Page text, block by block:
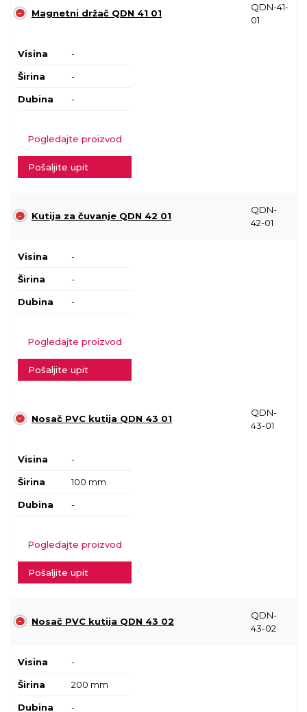
Magnetni držač QDN 41 01
QDN-41-
01
Visina -
Širina -
Dubina -
Pogledajte proizvod
Pošaljite upit
Kutija za čuvanje QDN 42 01
QDN-
42-01
Visina -
Širina -
Dubina -
Pogledajte proizvod
Pošaljite upit
Nosač PVC kutija QDN 43 01
QDN-
43-01
Visina -
Širina 100 mm
Dubina -
Pogledajte proizvod
Pošaljite upit
Nosač PVC kutija QDN 43 02
QDN-
43-02
Visina -
Širina 200 mm
Dubina -